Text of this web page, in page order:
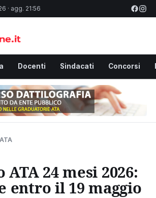
· agg. 21:56
Docenti Sindacati Concorsi
ATA 24 mesi 2026:
entro il 19 maggio